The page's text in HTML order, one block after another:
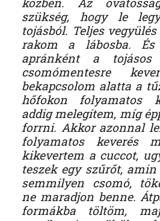
szükség, hogy le
tojásból. Teljes
rakom a lábosba. És
apránként a tojásos
csomómentesre
bekapcsolom alatta a
hőfokon folyamatos
addig melegítem, míg
forrni. Akkor azonnal
folyamatos keverés
kikevertem a cuccot,
teszek egy szűrőt,
semmilyen csomó,
ne maradjon benne.
formákba töltöm,